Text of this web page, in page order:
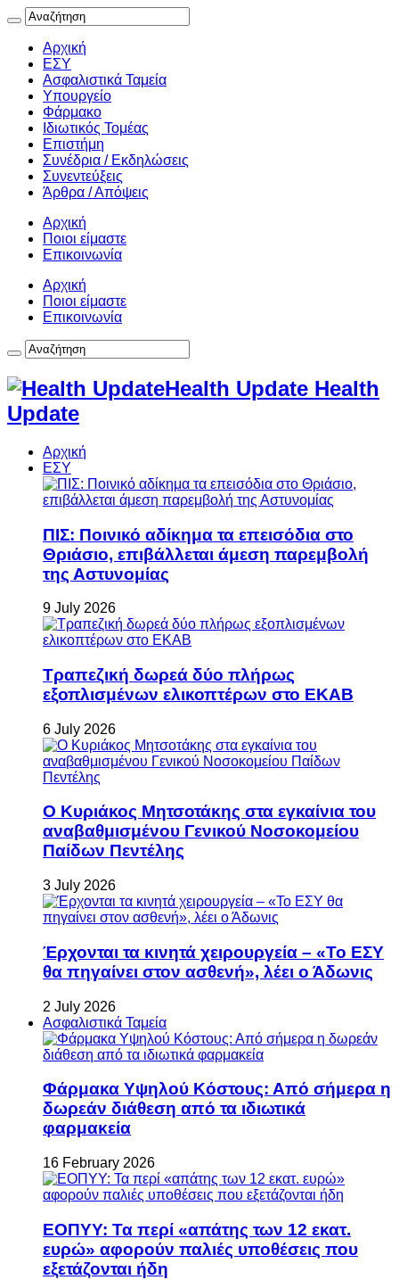
Αρχική
ΕΣΥ
Ασφαλιστικά Ταμεία
Υπουργείο
Φάρμακο
Ιδιωτικός Τομέας
Επιστήμη
Συνέδρια / Εκδηλώσεις
Συνεντεύξεις
Άρθρα / Απόψεις
Αρχική
Ποιοι είμαστε
Επικοινωνία
Αρχική
Ποιοι είμαστε
Επικοινωνία
Health Update Health
Update
Αρχική
ΕΣΥ
ΠΙΣ: Ποινικό αδίκημα τα επεισόδια στο
Θριάσιο, επιβάλλεται άμεση παρεμβολή
της Αστυνομίας
9 July 2026
Τραπεζική δωρεά δύο πλήρως
εξοπλισμένων ελικοπτέρων στο ΕΚΑΒ
6 July 2026
Ο Κυριάκος Μητσοτάκης στα εγκαίνια του
αναβαθμισμένου Γενικού Νοσοκομείου
Παίδων Πεντέλης
3 July 2026
Έρχονται τα κινητά χειρουργεία – «Το ΕΣΥ
θα πηγαίνει στον ασθενή», λέει ο Άδωνις
2 July 2026
Ασφαλιστικά Ταμεία
Φάρμακα Υψηλού Κόστους: Από σήμερα η
δωρεάν διάθεση από τα ιδιωτικά
φαρμακεία
16 February 2026
ΕΟΠΥΥ: Τα περί «απάτης των 12 εκατ.
ευρώ» αφορούν παλιές υποθέσεις που
εξετάζονται ήδη